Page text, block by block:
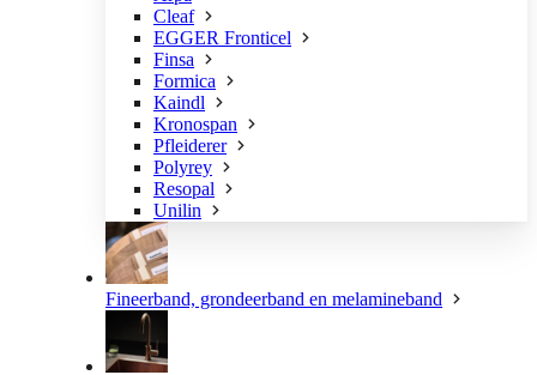
Cleaf
EGGER Fronticel
Finsa
Formica
Kaindl
Kronospan
Pfleiderer
Polyrey
Resopal
Unilin
Fineerband, grondeerband en melamineband